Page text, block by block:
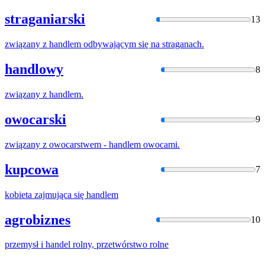
straganiarski 13
związany z handlem odbywającym się na straganach.
handlowy 8
związany z handlem.
owocarski 9
związany z owocarstwem - handlem owocami.
kupcowa 7
kobieta zajmująca się handlem
agrobiznes 10
przemysł i handel rolny, przetwórstwo rolne